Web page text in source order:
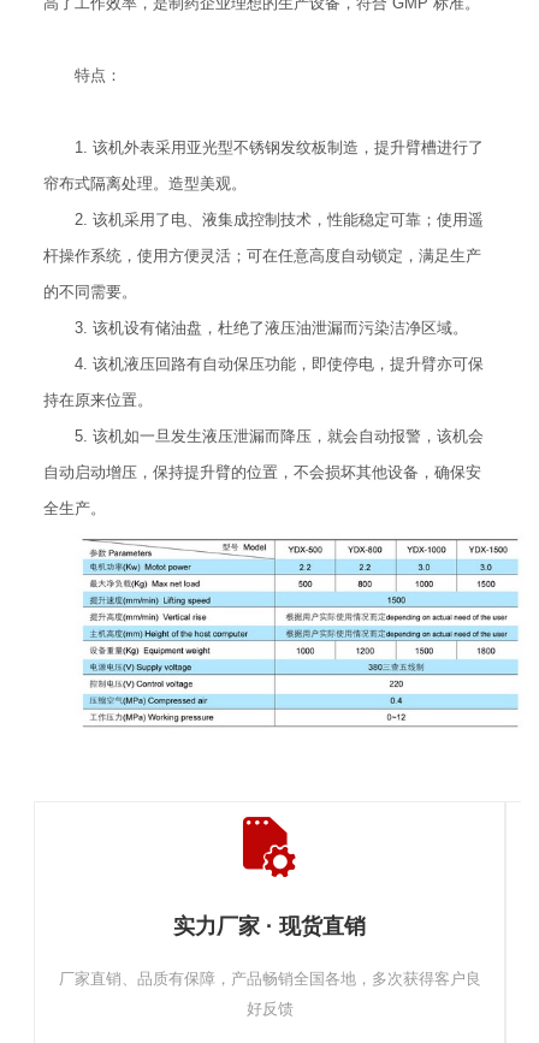
特点：
1. 该机外表采用亚光型不锈钢发纹板制造，提升臂槽进行了
帘布式隔离处理。造型美观。
2. 该机采用了电、液集成控制技术，性能稳定可靠；使用遥
杆操作系统，使用方便灵活；可在任意高度自动锁定，满足生产
的不同需要。
3. 该机设有储油盘，杜绝了液压油泄漏而污染洁净区域。
4. 该机液压回路有自动保压功能，即使停电，提升臂亦可保
持在原来位置。
5. 该机如一旦发生液压泄漏而降压，就会自动报警，该机会
自动启动增压，保持提升臂的位置，不会损坏其他设备，确保安
全生产。
实力厂家 · 现货直销
厂家直销、品质有保障，产品畅销全国各地，多次获得客户良
好反馈